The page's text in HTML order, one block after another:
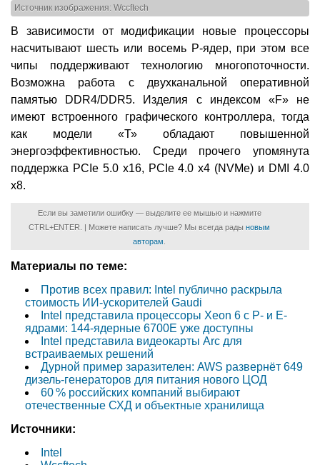
Источник изображения: Wccftech
В зависимости от модификации новые процессоры
насчитывают шесть или восемь Р-ядер, при этом все
чипы поддерживают технологию многопоточности.
Возможна работа с двухканальной оперативной
памятью DDR4/DDR5. Изделия с индексом «F» не
имеют встроенного графического контроллера, тогда
как модели «Т» обладают повышенной
энергоэффективностью. Среди прочего упомянута
поддержка PCIe 5.0 x16, PCIe 4.0 x4 (NVMe) и DMI 4.0
x8.
Если вы заметили ошибку — выделите ее мышью и нажмите
CTRL+ENTER. | Можете написать лучше? Мы всегда рады новым
авторам
Материалы по теме:
Против всех правил: Intel публично раскрыла
стоимость ИИ-ускорителей Gaudi
Intel представила процессоры Xeon 6 с P- и E-
ядрами: 144-ядерные 6700E уже доступны
Intel представила видеокарты Arc для
встраиваемых решений
Дурной пример заразителен: AWS развернёт 649
дизель-генераторов для питания нового ЦОД
60 % российских компаний выбирают
отечественные СХД и объектные хранилища
Источники:
Intel